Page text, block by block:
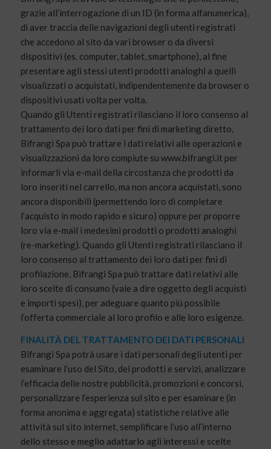
grazie all’interrogazione di un ID (in forma alfanumerica),
di aver traccia delle navigazioni degli utenti registrati
che accedono al sito da vari browser o da diversi
dispositivi (es. computer, tablet, smartphone), al fine
presentare agli stessi utenti prodotti analoghi a quelli
visualizzati o acquistati, indipendentemente da browser o
dispositivi usati volta per volta.
Quando gli Utenti registrati rilasciano il loro consenso al
trattamento dei loro dati per fini di marketing diretto,
Bifrangi Spa può trattare i dati relativi alle operazioni e
visualizzazioni da loro compiute su www.bifrangi.it per
informarli via e-mail della circostanza che prodotti da
loro inseriti nel carrello, ma non ancora acquistati, sono
ancora disponibili (permettendo loro di completare
l’acquisto in modo rapido e sicuro) oppure per proporre
loro via e-mail i medesimi prodotti o prodotti analoghi
(re-marketing). Quando gli Utenti registrati rilasciano il
loro consenso al trattamento dei loro dati per fini di
profilazione, Bifrangi Spa può trattare dati relativi alle
loro scelte di consumo (vale a dire oggetto degli acquisti
e importi spesi), per adeguare quanto più possibile
l’offerta commerciale al loro profilo e alle loro esigenze.
FINALITÀ DEL TRATTAMENTO DEI DATI PERSONALI
Bifrangi Spa potrà usare i dati personali degli utenti per
esaminare l’uso del Sito, dei prodotti e servizi, analizzare
l’efficacia delle nostre pubblicità, promozioni e concorsi,
personalizzare l’esperienza sul sito e per esaminare (in
forma anonima e aggregata) statistiche relative alle
attività sul sito internet, semplificare l’uso all’interno
dello stesso e meglio adattarlo agli interessi e scelte